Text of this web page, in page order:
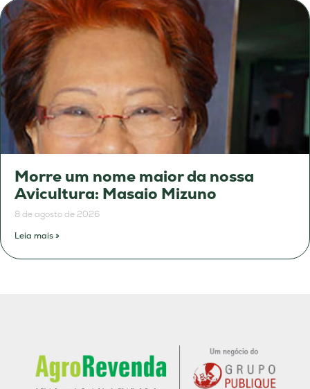
Morre um nome maior da nossa
Avicultura: Masaio Mizuno
8 de agosto de 2026
Leia mais »